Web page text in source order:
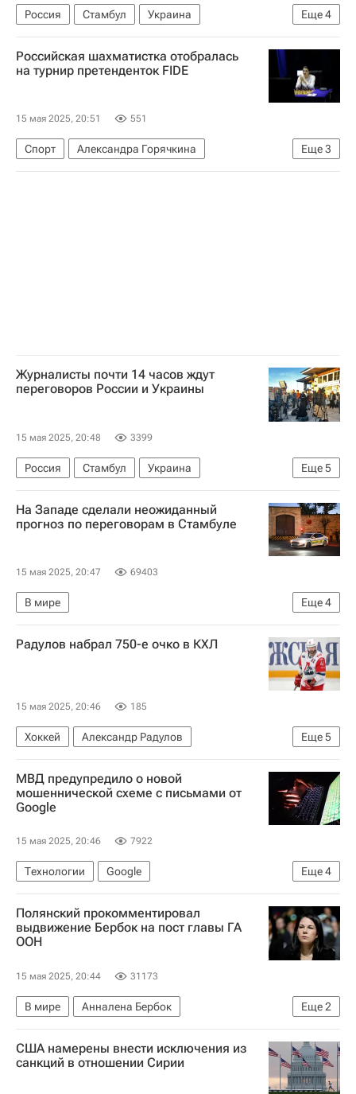
Еще4
Россия Стамбул
Украина
Владимир Мединский
Хакан Фидан
Владимир Путин
Российская шахматистка отобралась
на турнир претенденток FIDE
15 мая 2025, 20:51 551
Еще3
Спорт
Александра Горячкина
Цзюй Вэньцзюнь
Журналисты почти 14 часов ждут
переговоров России и Украины
15 мая 2025, 20:48 3399
Еще5
Россия Стамбул
Украина
Владимир Мединский
Владимир Путин
Дмитрий Песков
Переговоры России и Украины в Стамбуле — 2025
В мире
На Западе сделали неожиданный
прогноз по переговорам в Стамбуле
15 мая 2025, 20:47 69403
Еще4
В мире
Переговоры России и Украины в Стамбуле — 2025
Украина
Россия Владимир Мединский
Радулов набрал 750-е очко в КХЛ
15 мая 2025, 20:46 185
Еще5
Хоккей
Александр Радулов
Вадим Шипачев
Локомотив (Ярославль)
КХЛ 2025-2026
Спорт Сергей Мозякин
МВД предупредило о новой
мошеннической схеме с письмами от
Google
15 мая 2025, 20:46 7922
Еще4
Технологии
Google
Министерство внутренних дел РФ (МВД России)
Лаборатория Касперского
Россия
Общество
Полянский прокомментировал
выдвижение Бербок на пост главы ГА
ООН
15 мая 2025, 20:44 31173
Еще2
В мире
Анналена Бербок
Дмитрий Полянский
Хельга Шмид
США намерены внести исключения из
санкций в отношении Сирии